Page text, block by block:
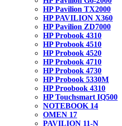
HP Pavilion TX2000
HP PAVILION X360
HP Pavilion ZD7000
HP Probook 4310
HP Probook 4510
HP Probook 4520
HP Probook 4710
HP Probook 4730
HP Probook 5330M
HP Proobook 4310
HP Touchsmart IQ500
NOTEBOOK 14
OMEN 17
PAVILION 11-N